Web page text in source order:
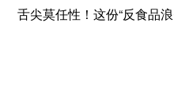
舌尖莫任性！这份“反食品